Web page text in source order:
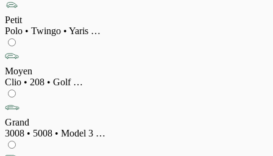
Petit
Polo • Twingo • Yaris …
Moyen
Clio • 208 • Golf …
Grand
3008 • 5008 • Model 3 …